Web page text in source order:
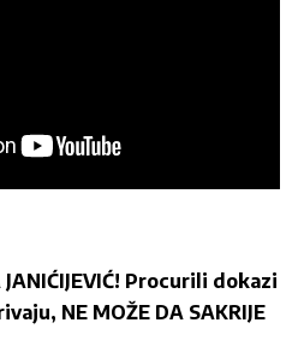
JANIĆIJEVIĆ! Procurili dokazi
NE MOŽE DA SAKRIJE